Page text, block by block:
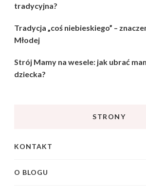
tradycyjna?
Tradycja „coś niebieskiego” –
Młodej
Strój Mamy na wesele: jak ubrać
dziecka?
STRONY
KONTAKT
O BLOGU